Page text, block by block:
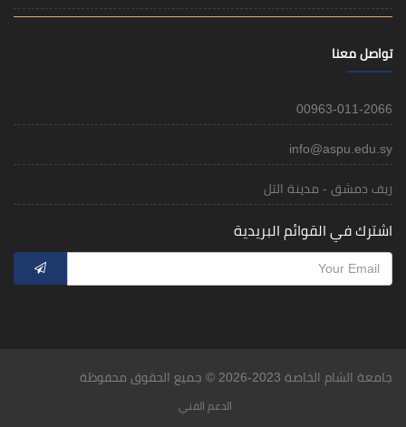
تواصل معنا
00963-011-2066
info@aspu.edu.sy
ريف دمشق - مدينة التل
اشترك في القوائم البريدية
جامعة الشام الخاصة 2023-2026 © جميع الحقوق محفوظة
الدعم الفني